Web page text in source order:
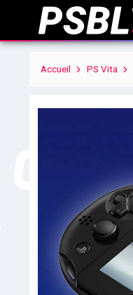
Accueil PS Vita